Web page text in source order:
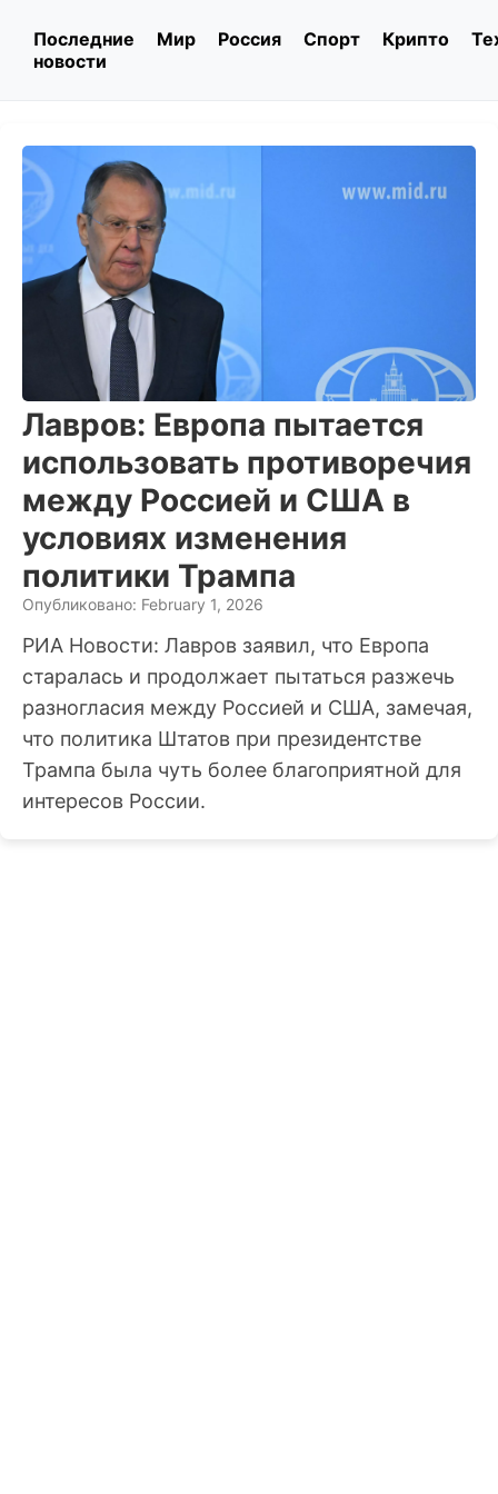
Последние
новости
Мир Россия Спорт Крипто
Лавров: Европа пытается
использовать противоречия
между Россией и США в
условиях изменения
политики Трампа
Опубликовано: February 1, 2026
РИА Новости: Лавров заявил, что Европа
старалась и продолжает пытаться разжечь
разногласия между Россией и США, замечая,
что политика Штатов при президентстве
Трампа была чуть более благоприятной для
интересов России.